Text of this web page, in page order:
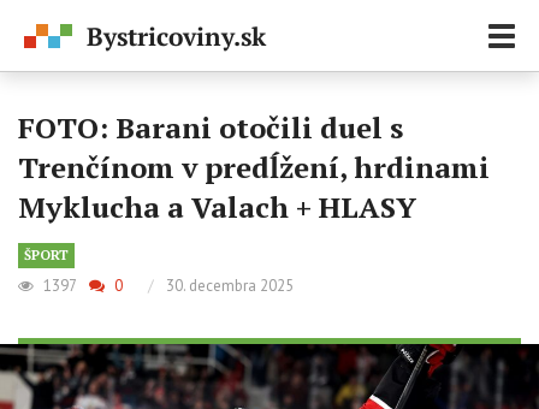
FOTO: Barani otočili duel s
Trenčínom v predĺžení, hrdinami
Myklucha a Valach + HLASY
ŠPORT
1397 0 / 30. decembra 2025